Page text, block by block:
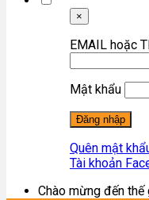
×
EMAIL hoặc
Mật khẩu
Quên mật
Tài khoản
Chào mừng đến